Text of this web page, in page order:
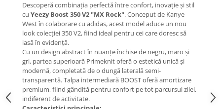
Descoperă combinația perfectă între confort, inovație și stil
cu Yeezy Boost 350 V2 "MX Rock". Conceput de Kanye
West în colaborare cu adidas, acest model aduce un nou
look colecției 350 V2, fiind ideal pentru cei care doresc să
iasă în evidență.
Cu un design abstract în nuanțe închise de negru, maro și
gri, partea superioară Primeknit oferă o estetică unică și
modernă, completată de o dungă laterală semi-
transparentă. Talpa intermediară BOOST oferă amortizare
premium, fiind gândită pentru confort pe tot parcursul zilei,
indiferent de activitate.